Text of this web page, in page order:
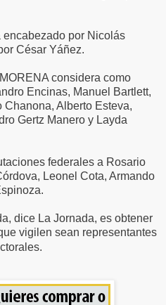
encabezado por Nicolás
César Yáñez.
considera como
Encinas, Manuel Bartlett,
Alberto Esteva,
Gertz Manero y Layda
federales a Rosario
Leonel Cota, Armando
dice La Jornada, es obtener
vigilen sean representantes